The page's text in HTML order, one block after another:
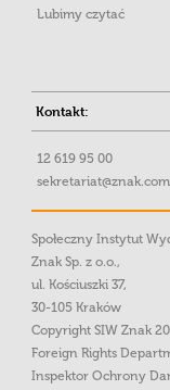
Lubimy czytać
Kontakt:
12 619 95 00
Społeczny Instytut
Znak Sp. z o.o.,
ul. Kościuszki 37,
30-105 Kraków
Copyright SIW Znak
Foreign Rights
Inspektor Ochrony